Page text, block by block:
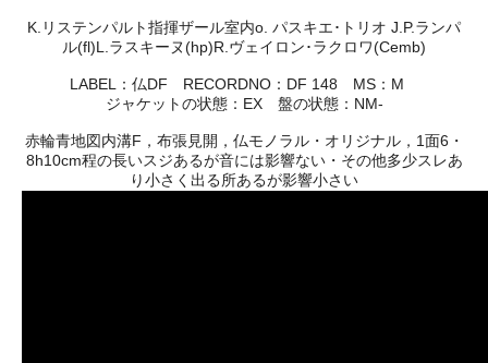
K.リステンパルト指揮ザール室内o. パスキエ･トリオ J.P.ランパ
ル(fl)L.ラスキーヌ(hp)R.ヴェイロン･ラクロワ(Cemb)
LABEL：仏DF RECORDNO：DF 148 MS：M
ジャケットの状態：EX 盤の状態：NM-
赤輪青地図内溝F，布張見開，仏モノラル・オリジナル，1面6・
8h10cm程の長いスジあるが音には影響ない・その他多少スレあ
り小さく出る所あるが影響小さい